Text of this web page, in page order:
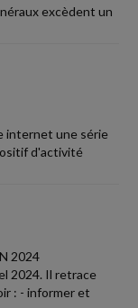
excèdent un
internet une série
d'activité
2024
2024. Il retrace
: - informer et